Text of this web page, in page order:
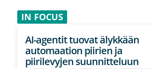
IN FOCUS
AI-agentit tuovat älykkään
automaation piirien ja
piirilevyjen suunnitteluun